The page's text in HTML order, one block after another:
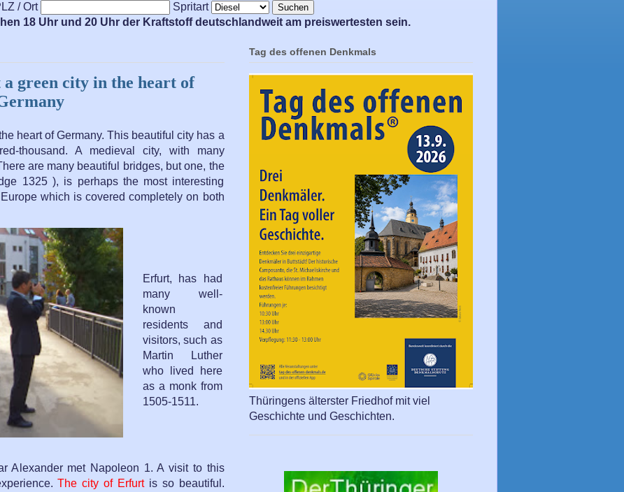
/ Ort
Spritart Suchen
18 Uhr und 20 Uhr der Kraftstoff deutschlandweit am preiswertesten sein.
green city in the heart of
heart of Germany. This beautiful city has a
thousand. A medieval city, with many
are many beautiful bridges, but one, the
1325 ), is perhaps the most interesting
which is covered completely on both
Erfurt, has had
many well-
known
residents and
visitors, such as
Martin Luther
who lived here
as a monk from
1505-1511.
Alexander met Napoleon 1. A visit to this
The city of Erfurtis so beautiful.
Tag des offenen Denkmals
Thüringens älterster Friedhof mit viel
Geschichte und Geschichten.